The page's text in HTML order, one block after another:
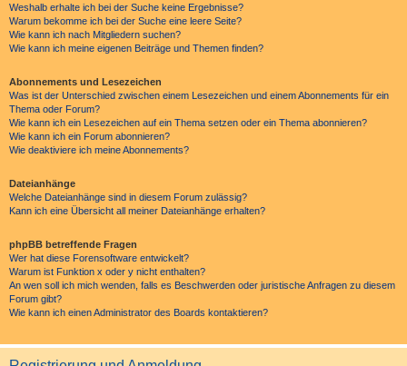
Weshalb erhalte ich bei der Suche keine Ergebnisse?
Warum bekomme ich bei der Suche eine leere Seite?
Wie kann ich nach Mitgliedern suchen?
Wie kann ich meine eigenen Beiträge und Themen finden?
Abonnements und Lesezeichen
Was ist der Unterschied zwischen einem Lesezeichen und einem Abonnements für ein
Thema oder Forum?
Wie kann ich ein Lesezeichen auf ein Thema setzen oder ein Thema abonnieren?
Wie kann ich ein Forum abonnieren?
Wie deaktiviere ich meine Abonnements?
Dateianhänge
Welche Dateianhänge sind in diesem Forum zulässig?
Kann ich eine Übersicht all meiner Dateianhänge erhalten?
phpBB betreffende Fragen
Wer hat diese Forensoftware entwickelt?
Warum ist Funktion x oder y nicht enthalten?
An wen soll ich mich wenden, falls es Beschwerden oder juristische Anfragen zu diesem
Forum gibt?
Wie kann ich einen Administrator des Boards kontaktieren?